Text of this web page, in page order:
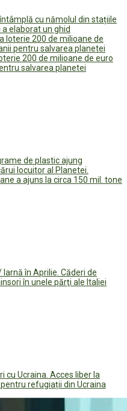
cu nămolul din stațiile
elaborat un ghid
200 de milioane de euro
salvarea planetei
de plastic ajung
locuitor al Planetei.
a ajuns la circa 150 mil. tone
Iarnă în Aprilie. Căderi de
în unele părţi ale Italiei
cu Ucraina. Acces liber la
refugiații din Ucraina